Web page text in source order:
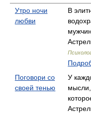
Утро ночи
любви
В
Поговори со
своей тенью
У